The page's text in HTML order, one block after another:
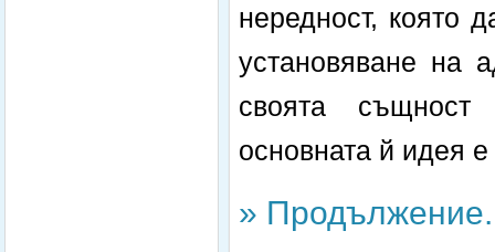
нередност, която
установяване на
своята същност
основната й идея
»